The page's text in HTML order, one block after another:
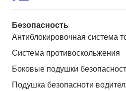
Безопасность
Антиблокировочная система
Система противоскольжения
Боковые подушки
Подушка безопасноти